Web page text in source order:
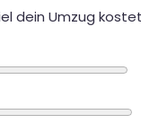
dein Umzug